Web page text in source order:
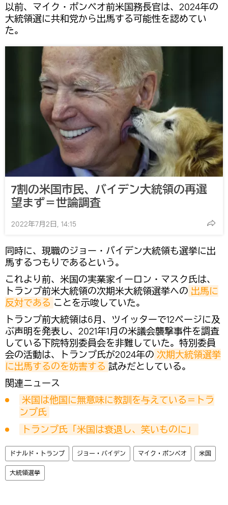
以前、マイク・ポンペオ前米国務長官は、2024年の
大統領選に共和党から出馬する可能性を認めてい
た。
7割の米国市民、バイデン大統領の再選
望まず＝世論調査
2022年7月2日, 14:15
同時に、現職のジョー・バイデン大統領も選挙に出
馬するつもりであるという。
これより前、米国の実業家イーロン・マスク氏は、
トランプ前米大統領の次期米大統領選挙への 出馬に
反対である ことを示唆していた。
トランプ前大統領は6月、ツイッターで12ページに及
ぶ声明を発表し、2021年1月の米議会襲撃事件を調査
している下院特別委員会を非難していた。特別委員
会の活動は、トランプ氏が2024年の 次期大統領選挙
に出馬するのを妨害する 試みだとしている。
関連ニュース
米国は他国に無意味に教訓を与えている＝トラ
ンプ氏
トランプ氏「米国は衰退し、笑いものに」
ドナルド・トランプ ジョー・バイデン マイク・ポンペオ 米国
大統領選挙